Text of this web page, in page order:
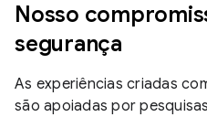
Nosso
segurança
As experiências criadas
são apoiadas por